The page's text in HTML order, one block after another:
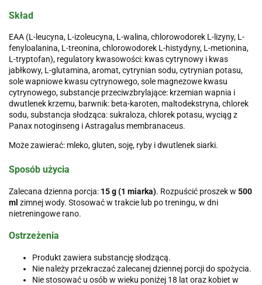
Skład
EAA (L-leucyna, L-izoleucyna, L-walina, chlorowodorek L-lizyny, L-
fenyloalanina, L-treonina, chlorowodorek L-histydyny, L-metionina,
L-tryptofan), regulatory kwasowości: kwas cytrynowy i kwas
jabłkowy, L-glutamina, aromat, cytrynian sodu, cytrynian potasu,
sole wapniowe kwasu cytrynowego, sole magnezowe kwasu
cytrynowego, substancje przeciwzbrylające: krzemian wapnia i
dwutlenek krzemu, barwnik: beta-karoten, maltodekstryna, chlorek
sodu, substancja słodząca: sukraloza, chlorek potasu, wyciąg z
Panax notoginseng i Astragalus membranaceus.
Może zawierać: mleko, gluten, soję, ryby i dwutlenek siarki.
Sposób użycia
Zalecana dzienna porcja: 15 g (1 miarka). Rozpuścić proszek w 500
ml zimnej wody. Stosować w trakcie lub po treningu, w dni
nietreningowe rano.
Ostrzeżenia
Produkt zawiera substancję słodzącą.
Nie należy przekraczać zalecanej dziennej porcji do spożycia.
Nie stosować u osób w wieku poniżej 18 lat oraz kobiet w